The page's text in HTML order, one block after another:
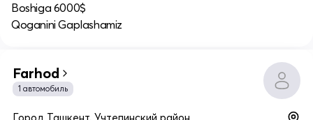
Boshiga 6000$
Qoganini Gaplashamiz
Farhod
1 автомобиль